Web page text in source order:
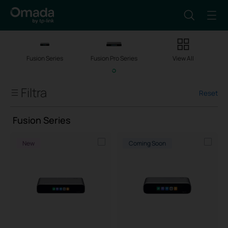
Fusion Series Fusion Pro Series View All
Reset
Filtra
Tipologia: Desktop
Fusion Series
Fusion Pro Series
Fusion Series
New Coming Soon